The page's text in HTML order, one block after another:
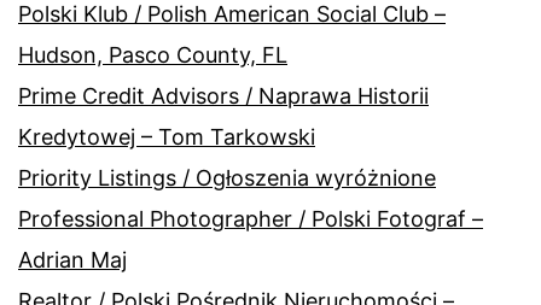
Polski Klub / Polish American Social Club –
Hudson, Pasco County, FL
Prime Credit Advisors / Naprawa Historii
Kredytowej – Tom Tarkowski
Priority Listings / Ogłoszenia wyróżnione
Professional Photographer / Polski Fotograf –
Adrian Maj